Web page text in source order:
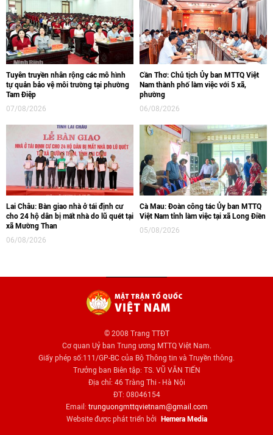
Tuyên truyền nhân rộng các mô hình
tự quản bảo vệ môi trường tại phường
Tam Điệp
07/08/2026
Cần Thơ: Chủ tịch Ủy ban MTTQ Việt
Nam thành phố làm việc với 5 xã,
phường
06/08/2026
Lai Châu: Bàn giao nhà ở tái định cư
cho 24 hộ dân bị mất nhà do lũ quét tại
xã Mường Than
06/08/2026
Cà Mau: Đoàn công tác Ủy ban MTTQ
Việt Nam tỉnh làm việc tại xã Long Điền
05/08/2026
© 2008 Trang TTĐT
Cơ quan Uỷ ban Trung ương MTTQ Việt Nam.
Giấy phép số:111/GP-BC của Bộ Thông tin và Truyền thông.
Trưởng ban Biên tập: TS. VŨ VĂN TIẾN
Địa chỉ: 46 Tràng Thi - Hà Nội
ĐT: 08046154
Email: trunguongmttqvietnam@gmail.com
Website được phát triển bởi Hemera Media